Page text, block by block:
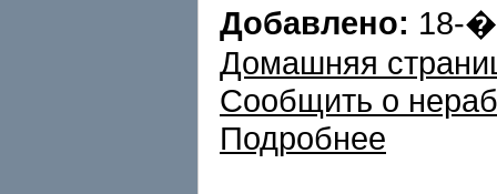
Добавлено: 18-
Домашняя
Сообщить о
Подробнее